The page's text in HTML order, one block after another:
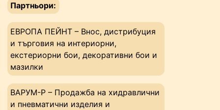
Партньори:
ЕВРОПА ПЕЙНТ – Внос, дистрибуция
и търговия на интериорни,
екстериорни бои, декоративни бои и
мазилки
ВАРУМ-Р – Продажба на хидравлични
и пневматични изделия и